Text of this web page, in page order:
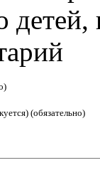
(обязательно)